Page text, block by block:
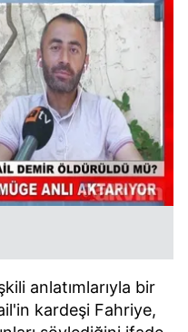
anlatımlarıyla bir
kardeşi Fahriye,